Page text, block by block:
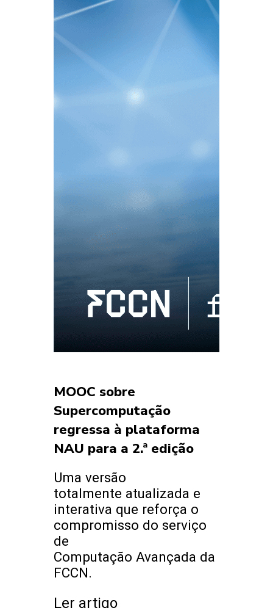
MOOC sobre
Supercomputação
regressa à plataforma
NAU para a 2.ª edição
Uma versão
totalmente atualizada e
interativa que reforça o
compromisso do serviço
de
Computação Avançada da
FCCN.
Ler artigo